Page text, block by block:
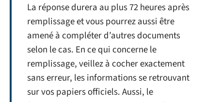
La réponse durera au plus 72 heures après
remplissage et vous pourrez aussi être
amené à compléter d’autres documents
selon le cas. En ce qui concerne le
remplissage, veillez à cocher exactement
sans erreur, les informations se retrouvant
sur vos papiers officiels. Aussi, le